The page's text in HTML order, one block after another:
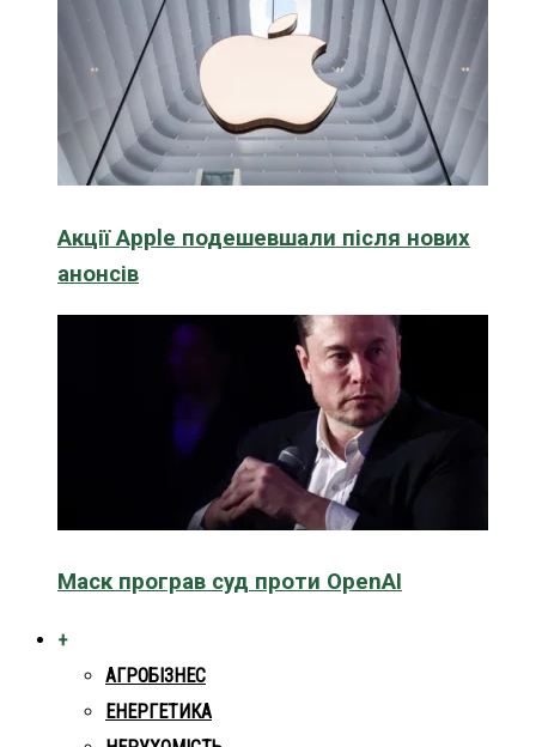
Акції Apple подешевшали після нових
анонсів
Маск програв суд проти OpenAI
+
АГРОБІЗНЕС
ЕНЕРГЕТИКА